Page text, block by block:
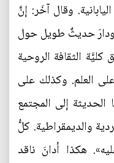
وقال آخَر: إنَّ
حديثٌ طويل حول
الثقافة الروحية
على العلم. وكذلك على
الحديثة إلى المجتمع
والديمقراطية. كلُّ
هكذا أدانَ ناقد